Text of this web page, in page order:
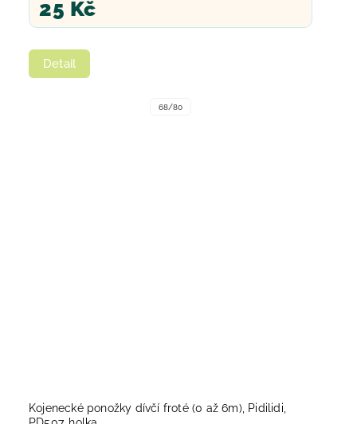
25 Kč
Detail
68/80
Kojenecké ponožky dívčí froté (0 až 6m), Pidilidi,